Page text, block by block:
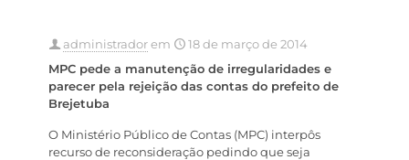
administradorem
18 de março de 2014
MPC pede a manutenção de irregularidades e
parecer pela rejeição das contas do prefeito de
Brejetuba
O Ministério Público de Contas (MPC) interpôs
recurso de reconsideração pedindo que seja